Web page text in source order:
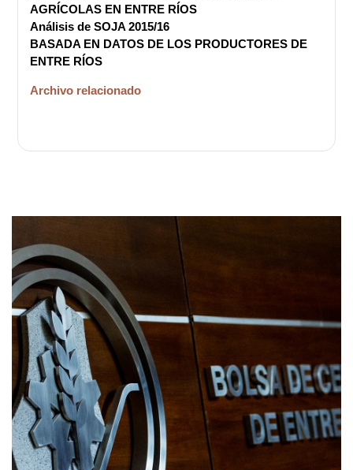
AGRÍCOLAS EN ENTRE RÍOS
Análisis de SOJA 2015/16
BASADA EN DATOS DE LOS PRODUCTORES DE
ENTRE RÍOS
Archivo relacionado